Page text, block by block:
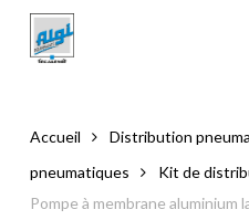
main
Accueil Distribution
pneumatiques
Kit de
Pompe à membrane aluminium